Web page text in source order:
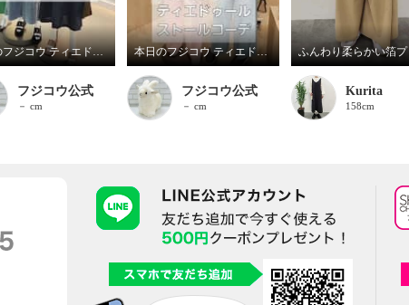
本日のフジコウ ティエドゥールコーデ
フジコウ公式
－ cm
本日のフジコウ ティエドゥールストールコーデ
フジコウ公式
－ cm
Kurita
158cm